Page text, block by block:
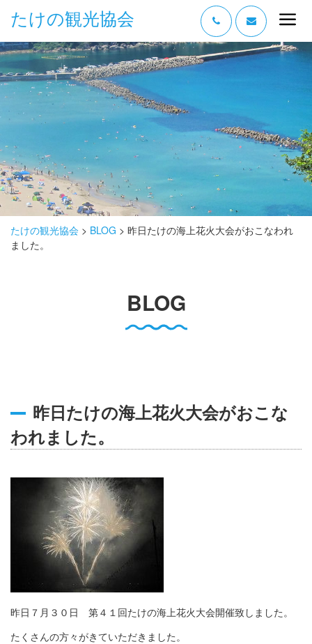
たけの観光協会
“たけの” の魅力
過ごし方
みどころ
泊まる
おみやげ
グルメ
Q O
たけの観光協会 > BLOG > 昨日たけの海上花火大会がおこなわれ
ました。
BLOG
昨日たけの海上花火大会がおこな
われました。
昨日７月３０日 第４１回たけの海上花火大会開催致しました。
たくさんの方々がきていただきました。